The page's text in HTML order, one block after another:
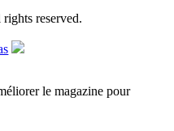
rights reserved.
le magazine pour